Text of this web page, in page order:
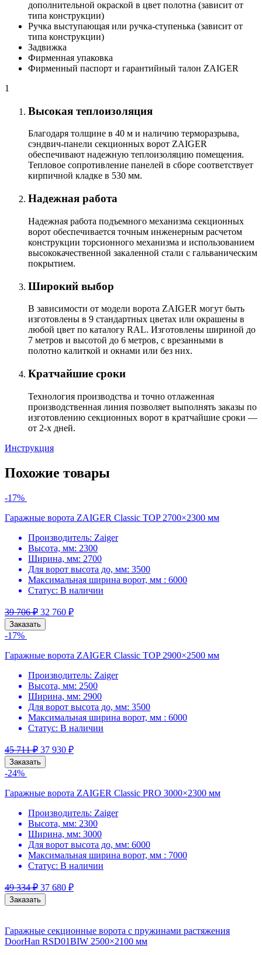
дополнительной окраской в цвет полотна (зависит от
типа конструкции)
Ручка выступающая или ручка-ступенька (зависит от
типа конструкции)
Задвижка
Фирменная упаковка
Фирменный паспорт и гарантийный талон ZAIGER
1
Высокая теплоизоляция
Благодаря толщине в 40 м и наличию терморазрыва,
сэндвич-панели секционных ворот ZAIGER
обеспечивают надежную теплоизоляцию помещения.
Тепловое сопротивление панелей в сборе соответствует
кирпичной кладке в 530 мм.
Надежная работа
Надежная работа подъемного механизма секционных
ворот обеспечивается точным инженерным расчетом
конструкции торсионного механизма и использованием
высококачественной закаленной стали с гальваническим
покрытием.
Широкий выбор
В зависимости от модели ворота ZAIGER могут быть
изготовлены в 9 стандартных цветах или окрашены в
любой цвет по каталогу RAL. Изготовлены шириной до
7 метров и высотой до 6 метров, с врезанными в
полотно калиткой и окнами или без них.
Кратчайшие сроки
Технология производства и точно отлаженная
производственная линия позволяет выполнять заказы по
изготовлению секционных ворот в кратчайшие сроки —
от 2-х дней.
Инструкция
Похожие товары
-17%
Гаражные ворота ZAIGER Classic TOP 2700×2300 мм
Производитель: Zaiger
Высота, мм: 2300
Ширина, мм: 2700
Для ворот высота до, мм: 3500
Максимальная ширина ворот, мм : 6000
Статус: В наличии
39 706₽ 32 760 ₽
Заказать
-17%
Гаражные ворота ZAIGER Classic TOP 2900×2500 мм
Производитель: Zaiger
Высота, мм: 2500
Ширина, мм: 2900
Для ворот высота до, мм: 3500
Максимальная ширина ворот, мм : 6000
Статус: В наличии
45 711₽ 37 930 ₽
Заказать
-24%
Гаражные ворота ZAIGER Classic PRO 3000×2300 мм
Производитель: Zaiger
Высота, мм: 2300
Ширина, мм: 3000
Для ворот высота до, мм: 6000
Максимальная ширина ворот, мм : 7000
Статус: В наличии
49 334₽ 37 680 ₽
Заказать
Гаражные секционные ворота с пружинами растяжения
DoorHan RSD01BIW 2500×2100 мм